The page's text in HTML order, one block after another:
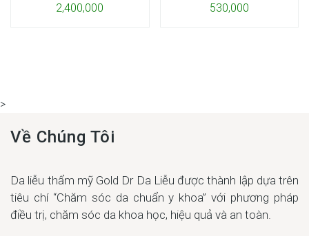
2,400,000
530,000
>
Về Chúng Tôi
Da liễu thẩm mỹ Gold Dr Da Liễu được thành lập dựa trên
tiêu chí “Chăm sóc da chuẩn y khoa” với phương pháp
điều trị, chăm sóc da khoa học, hiệu quả và an toàn.